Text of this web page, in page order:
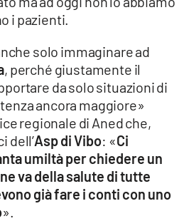
i pazienti.
solo immaginare ad
, perché giustamente il
da solo situazioni di
ancora maggiore»
regionale di Aned che,
dell’Asp di Vibo: «Ci
umiltà per chiedere un
va della salute di tutte
già fare i conti con uno
».